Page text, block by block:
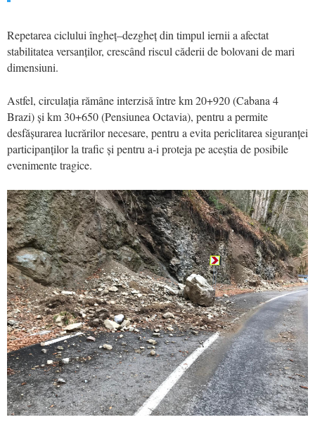
Repetarea ciclului îngheț–dezgheț din timpul iernii a afectat
stabilitatea versanților, crescând riscul căderii de bolovani de mari
dimensiuni.
Astfel, circulația rămâne interzisă între km 20+920 (Cabana 4
Brazi) și km 30+650 (Pensiunea Octavia), pentru a permite
desfășurarea lucrărilor necesare, pentru a evita periclitarea siguranței
participanților la trafic și pentru a-i proteja pe aceștia de posibile
evenimente tragice.